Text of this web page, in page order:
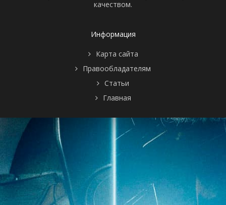
качеством.
Информация
Карта сайта
Правообладателям
Статьи
Главная